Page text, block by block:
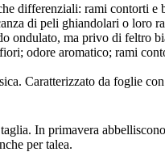
differenziali: rami contorti
di peli ghiandolari o loro
ondulato, ma privo di feltro
odore aromatico; rami
Caratterizzato da foglie
In primavera
per talea.